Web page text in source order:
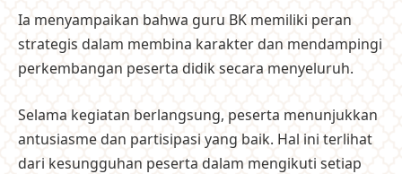
Ia menyampaikan bahwa guru BK memiliki peran
strategis dalam membina karakter dan mendampingi
perkembangan peserta didik secara menyeluruh.
Selama kegiatan berlangsung, peserta menunjukkan
antusiasme dan partisipasi yang baik. Hal ini terlihat
dari kesungguhan peserta dalam mengikuti setiap